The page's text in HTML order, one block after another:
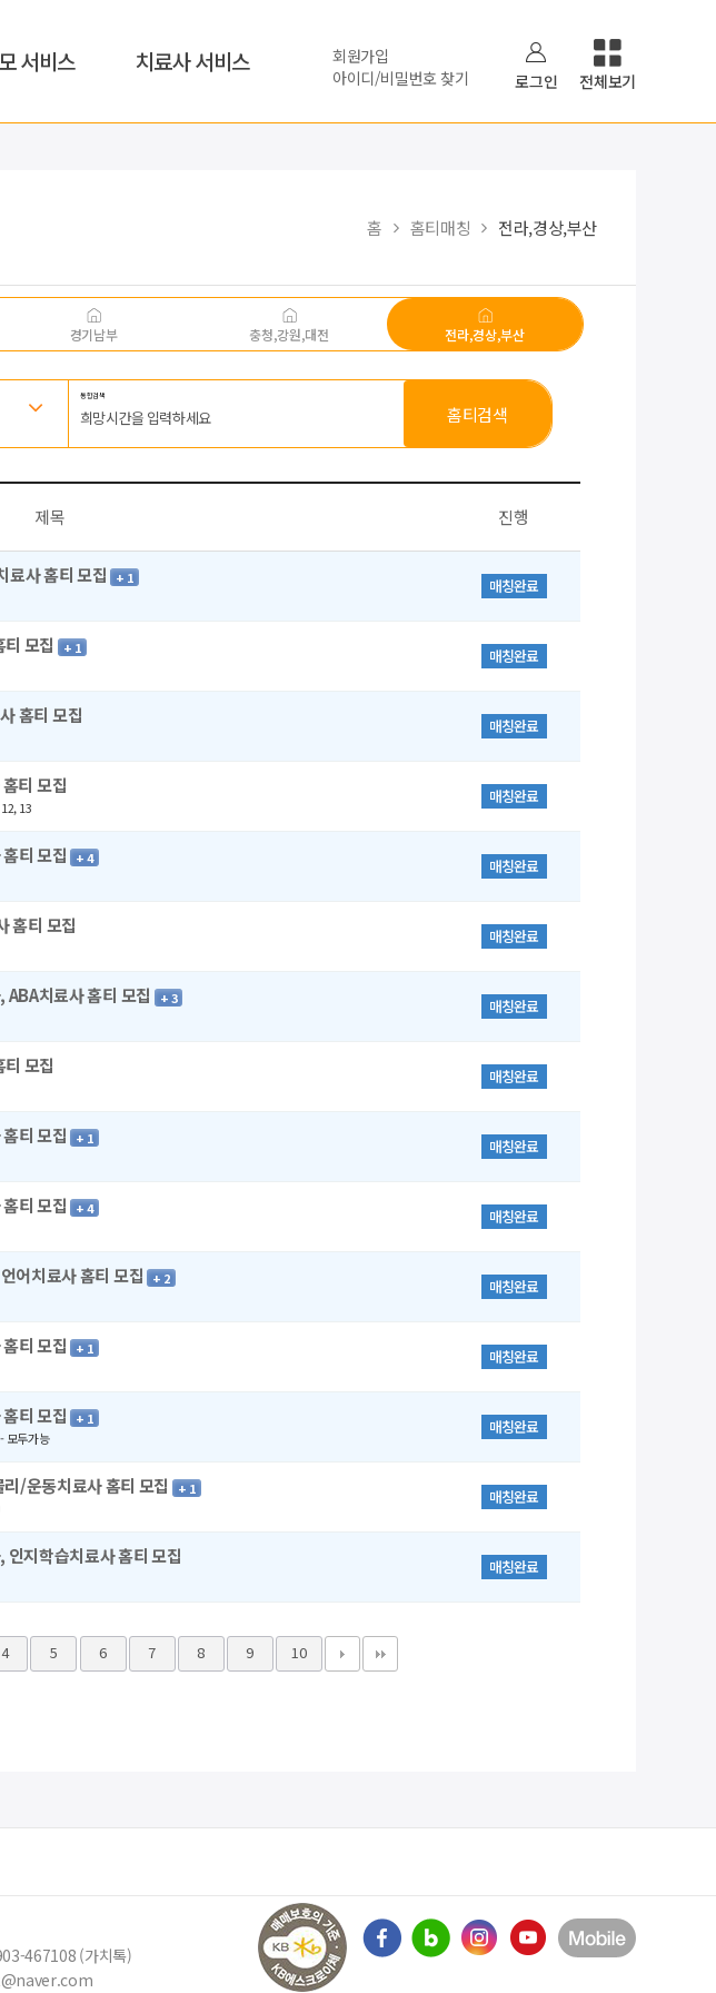
서비스 치료사 서비스
회원가입
아이디/비밀번호 찾기
로그인 전체보기
홈 홈티매칭 전라,경상,부산
경기남부 충청,강원,대전 전라,경상,부산
통합검색
제목 진행
료사 홈티 모집 + 1
매칭완료
모집
+ 1
매칭완료
홈티 모집 매칭완료
티 모집
13
매칭완료
홈티 모집 + 4
매칭완료
홈티 모집 매칭완료
치료사 홈티 모집
+ 3
매칭완료
모집 매칭완료
홈티 모집 + 1
매칭완료
홈티 모집 + 4
매칭완료
어치료사 홈티 모집
+ 2
매칭완료
홈티 모집 + 1
매칭완료
홈티 모집 + 1
모두가능
매칭완료
/운동치료사 홈티 모집
+ 1
매칭완료
지학습치료사 홈티 모집 매칭완료
4 5 6 7 8 9 10
467108 (가치톡)